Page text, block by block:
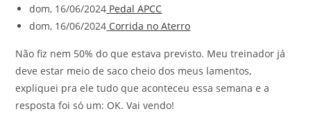
dom, 16/06/2024 Pedal APCC
dom, 16/06/2024 Corrida no Aterro
Não fiz nem 50% do que estava previsto. Meu treinador já
deve estar meio de saco cheio dos meus lamentos,
expliquei pra ele tudo que aconteceu essa semana e a
resposta foi só um: OK. Vai vendo!